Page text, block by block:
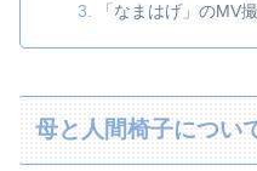
「なまはげ」のMV
母と人間椅子につい